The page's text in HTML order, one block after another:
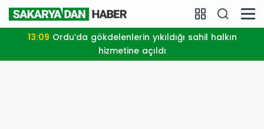
13:09
hizmetine açıldı